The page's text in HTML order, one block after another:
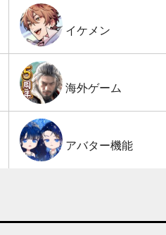
イケメン
海外ゲーム
アバター機能